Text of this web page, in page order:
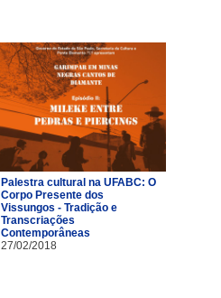
Palestra cultural na UFABC: O
Corpo Presente dos
Vissungos - Tradição e
Transcriações
Contemporâneas
27/02/2018